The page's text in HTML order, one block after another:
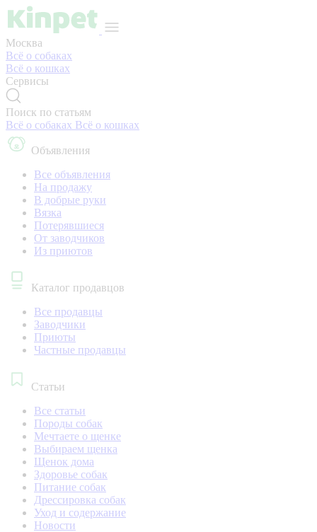
Москва
Всё о собаках
Всё о кошках
Сервисы
Поиск по статьям
Всё о собаках Всё о кошках
Объявления
Все объявления
На продажу
В добрые руки
Вязка
Потерявшиеся
От заводчиков
Из приютов
Каталог продавцов
Все продавцы
Заводчики
Приюты
Частные продавцы
Статьи
Все статьи
Породы собак
Мечтаете о щенке
Выбираем щенка
Щенок дома
Здоровье собак
Питание собак
Дрессировка собак
Уход и содержание
Новости